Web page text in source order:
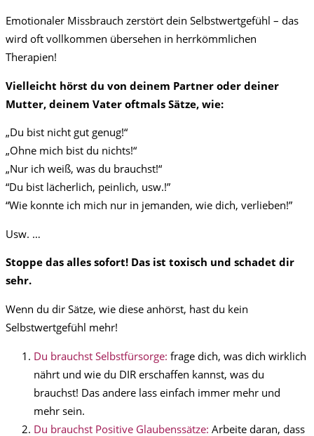
Emotionaler Missbrauch zerstört dein Selbstwertgefühl – das
wird oft vollkommen übersehen in herrkömmlichen
Therapien!
Vielleicht hörst du von deinem Partner oder deiner
Mutter, deinem Vater oftmals Sätze, wie:
„Du bist nicht gut genug!“
„Ohne mich bist du nichts!“
„Nur ich weiß, was du brauchst!“
“Du bist lächerlich, peinlich, usw.!”
“Wie konnte ich mich nur in jemanden, wie dich, verlieben!”
Usw. …
Stoppe das alles sofort! Das ist toxisch und schadet dir
sehr.
Wenn du dir Sätze, wie diese anhörst, hast du kein
Selbstwertgefühl mehr!
Du brauchst Selbstfürsorge: frage dich, was dich wirklich
nährt und wie du DIR erschaffen kannst, was du
brauchst! Das andere lass einfach immer mehr und
mehr sein.
Du brauchst Positive Glaubenssätze: Arbeite daran, dass